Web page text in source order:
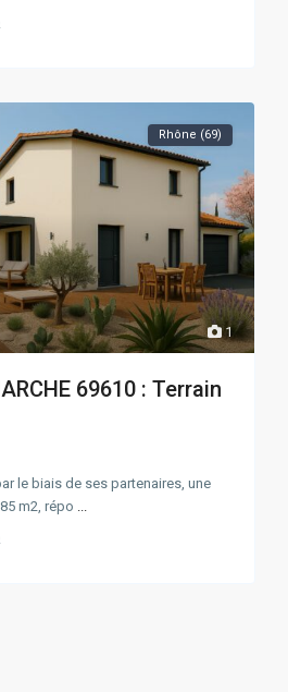
1
Rhône (69)
69610 : Terrain
le biais de ses partenaires, une
m2, répo